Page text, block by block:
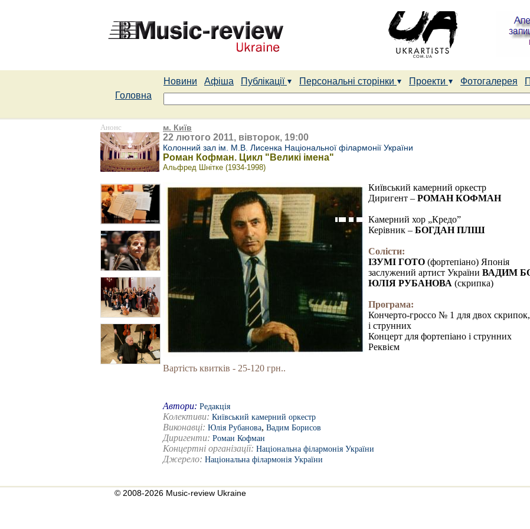
Новини Афіша Публікації Персональні сторінки Проекти Фотогалерея
Головна
Анонс м. Київ
22 лютого 2011, вівторок, 19:00
Колонний зал ім. М.В. Лисенка Національної філармонії України
Роман Кофман. Цикл "Великі імена"
Альфред Шнітке (1934-1998)
Київський камерний оркестр
Диригент – РОМАН КОФМАН
Камерний хор „Кредо”
Керівник – БОГДАН ПЛІШ
Солісти:
ІЗУМІ ГОТО (фортепіано) Японія
заслужений артист України ВАДИМ
ЮЛІЯ РУБАНОВА (скрипка)
Програма:
Кончерто-гроссо № 1 для двох
і струнних
Концерт для фортепіано і струнних
Реквієм
Вартість квитків - 25-120 грн..
Автори: Редакція
Колективи: Київський камерний оркестр
Виконавці: Юлія Рубанова, Вадим Борисов
Диригенти: Роман Кофман
Концертні організації: Національна філармонія України
Джерело: Національна філармонія України
© 2008-2026 Music-review Ukraine